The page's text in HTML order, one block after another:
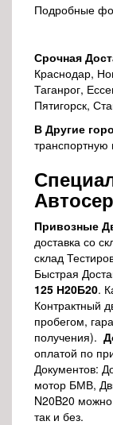
Подробные
Срочная
Краснодар,
Таганрог,
Пятигорск,
В Другие
Привозные
доставка со
склад
Быстрая
125 Н20Б20.
Контрактный
пробегом,
получения).
оплатой по
Документов:
мотор БМВ,
N20B20
так и без.